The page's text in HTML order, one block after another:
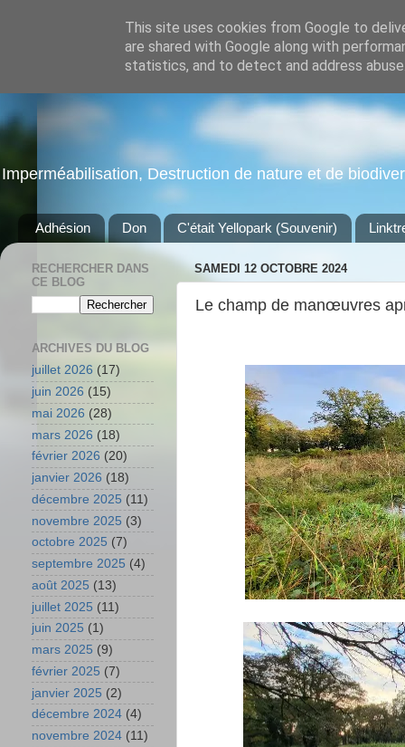
Imperméabilisation, Destruction de nature et de
Adhésion Don C'était Yellopark (Souvenir)
SAMEDI 12 OCTOBRE 2024
Le champ de manœuvres
RECHERCHER DANS
CE BLOG
ARCHIVES DU BLOG
juillet 2026 (17)
juin 2026 (15)
mai 2026 (28)
mars 2026 (18)
février 2026 (20)
janvier 2026 (18)
décembre 2025 (11)
novembre 2025 (3)
octobre 2025 (7)
septembre 2025 (4)
août 2025 (13)
juillet 2025 (11)
juin 2025 (1)
mars 2025 (9)
février 2025 (7)
janvier 2025 (2)
décembre 2024 (4)
novembre 2024 (11)
This site uses cookies from Google to
are shared with Google along with
statistics, and to detect and address